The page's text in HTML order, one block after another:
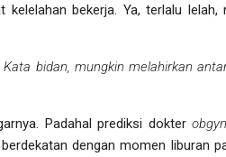
bekerja. Ya, terlalu
bidan, mungkin melahirkan
Padahal prediksi dokterobgyn
dengan momen liburan